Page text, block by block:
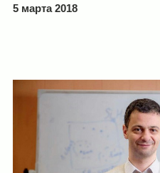
5 марта 2018